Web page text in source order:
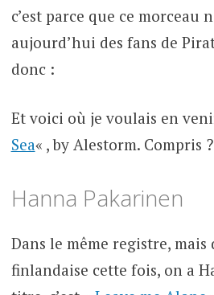
c’est parce que ce morceau
aujourd’hui des fans de
donc :
Et voici où je voulais en
Sea« , by Alestorm. Compris ?
Hanna Pakarinen
Dans le même registre,
finlandaise cette fois, on a